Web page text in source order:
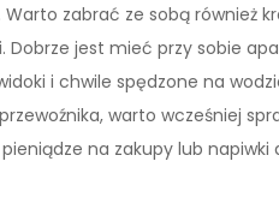
zabrać ze sobą również
Dobrze jest mieć przy sobie
i chwile spędzone na
warto wcześniej
na zakupy lub napiwki